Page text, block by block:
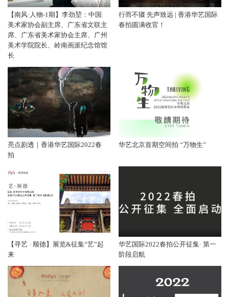
【南风·人物-1期】李劲堃：中国
美术家协会副主席、广东省文联主
席、广东省美术家协会主席、广州
美术学院院长、岭南画派纪念馆馆
长
行而不辍 先声致远 | 香港华艺国际
春拍圆满收官！
亮点剧透｜香港华艺国际2022春
拍
华艺北京首期空间拍 “万物生”
【寻艺 · 顺德】展览&征集“艺”起
来
华艺国际2022春拍公开征集· 第一
阶段启航